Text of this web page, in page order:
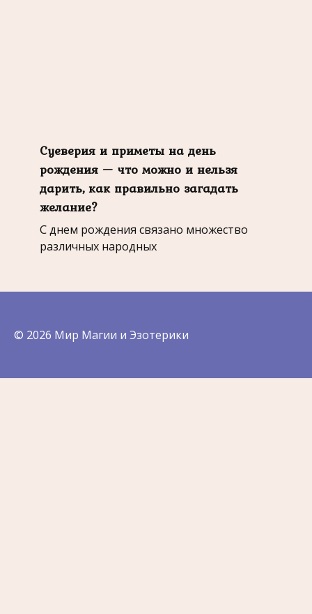
Суеверия и приметы на день
рождения — что можно и нельзя
дарить, как правильно загадать
желание?
С днем рождения связано множество
различных народных
© 2026 Мир Магии и Эзотерики